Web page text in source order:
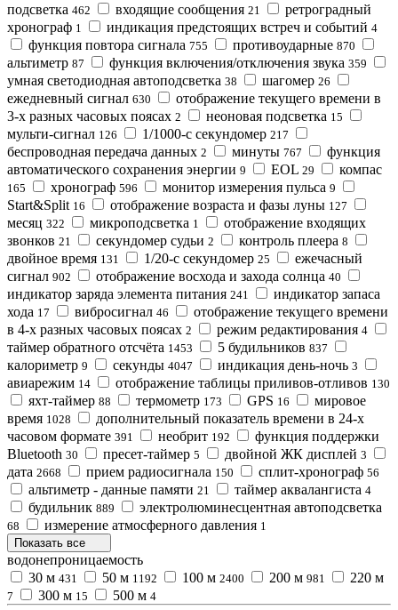
подсветка 462 входящие сообщения 21
ретроградный
хронограф 1 индикация предстоящих встреч и событий 4
функция повтора сигнала 755 противоударные 870
альтиметр 87 функция включения/отключения звука 359
умная светодиодная автоподсветка 38 шагомер 26
ежедневный сигнал 630
отображение текущего времени в
3-х разных часовых поясах 2 неоновая подсветка 15
мульти-сигнал 126 1/1000-с секундомер 217
беспроводная передача данных 2 минуты 767
функция
автоматического сохранения энергии 9 EOL 29 компас
165 хронограф 596 монитор измерения пульса 9
Start&Split 16 отображение возраста и фазы луны 127
месяц 322 микроподсветка 1
отображение входящих
звонков 21 секундомер судьи 2 контроль плеера 8
двойное время 131 1/20-с секундомер 25
ежечасный
сигнал 902 отображение восхода и захода солнца 40
индикатор зарядa элемента питания 241
индикатор запаса
хода 17 вибросигнал 46
отображение текущего времени
в 4-х разных часовых поясах 2 режим редактирования 4
таймер обратного отсчёта 1453 5 будильников 837
калориметр 9 секунды 4047 индикация день-ночь 3
авиарежим 14 отображение таблицы приливов-отливов 130
яхт-таймер 88 термометр 173 GPS 16
мировое
время 1028
дополнительный показатель времени в 24-х
часовом формате 391 необрит 192
функция поддержки
Bluetooth 30 пресет-таймер 5 двойной ЖК дисплей 3
дата 2668 прием радиосигнала 150 сплит-хронограф 56
альтиметр - данные памяти 21 таймер аквалангиста 4
будильник 889 электролюминесцентная автоподсветка
68 измерение атмосферного давления 1
Показать все
водонепроницаемость
30 м 431 50 м 1192 100 м 2400 200 м 981 220 м
7 300 м 15 500 м 4